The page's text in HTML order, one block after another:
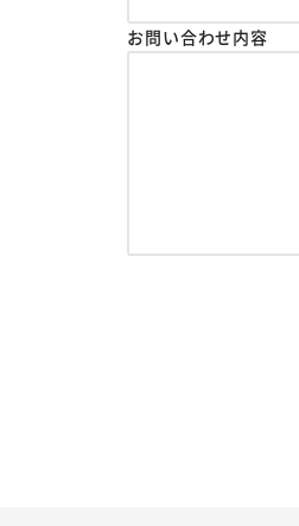
お問い合わせ内容